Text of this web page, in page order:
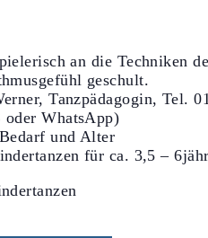
an die Techniken
geschult.
Tanzpädagogin, Tel.
oder WhatsApp)
und Alter
für ca. 3,5 –